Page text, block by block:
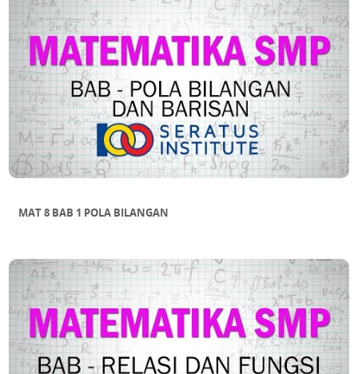
MAT 8 BAB 1 POLA BILANGAN